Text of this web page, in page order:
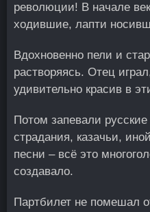
революции! В начале
ходившие, лапти
Вдохновенно пели и
растворяясь. Отец
удивительно красив в
Потом запевали
страдания, казачьи,
песни – всё это
создавало.
Партбилет не помешал